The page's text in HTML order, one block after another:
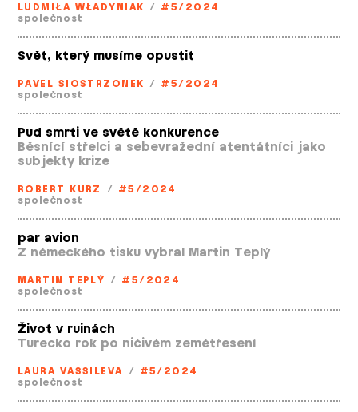
LUDMIŁA WŁADYNIAK / #5/2024
společnost
Svět, který musíme opustit
PAVEL SIOSTRZONEK / #5/2024
společnost
Pud smrti ve světě konkurence
Běsnící střelci a sebevražední atentátníci jako
subjekty krize
ROBERT KURZ / #5/2024
společnost
par avion
Z německého tisku vybral Martin Teplý
MARTIN TEPLÝ / #5/2024
společnost
Život v ruinách
Turecko rok po ničivém zemětřesení
LAURA VASSILEVA / #5/2024
společnost